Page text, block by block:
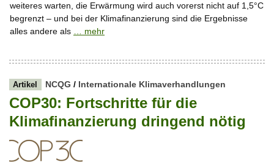
weiteres warten, die Erwärmung wird auch vorerst nicht auf 1,5°C
begrenzt – und bei der Klimafinanzierung sind die Ergebnisse
alles andere als … mehr
Artikel NCQG / Internationale Klimaverhandlungen
COP30: Fortschritte für die
Klimafinanzierung dringend nötig